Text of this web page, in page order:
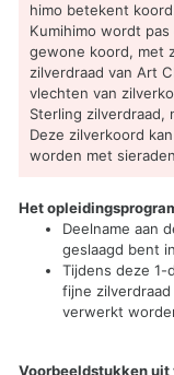
himo betekent
Kumihimo wordt
gewone koord, met
zilverdraad van Art
vlechten van
Sterling
Deze zilverkoord
worden met
Het
Deelname aan
geslaagd bent
Tijdens deze
fijne
verwerkt
Voorbeeldstukken